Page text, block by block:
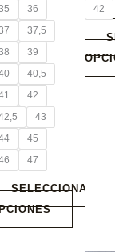
36
37,5
39
40,5
42
43
45
47
SELECCIONAR
42
la
de